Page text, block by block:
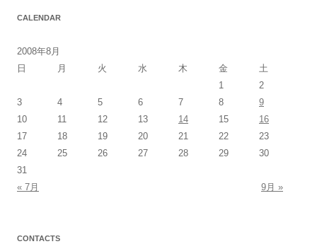
CALENDAR
2008年8月
日
月 火 水 木 金
土
1
2
3
4 5 6 7 8
9
10
11 12 13 14 15
16
17
18 19 20 21 22
23
24
25 26 27 28 29
30
31
« 7月
9月 »
CONTACTS